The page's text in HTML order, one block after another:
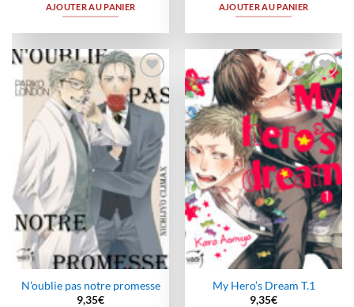
AJOUTER AU PANIER AJOUTER AU PANIER
Ajouter
à la
wishlist
N’oublie pas notre promesse
9,35€
Ajouter
à la
wishlist
My Hero’s Dream T.1
9,35€